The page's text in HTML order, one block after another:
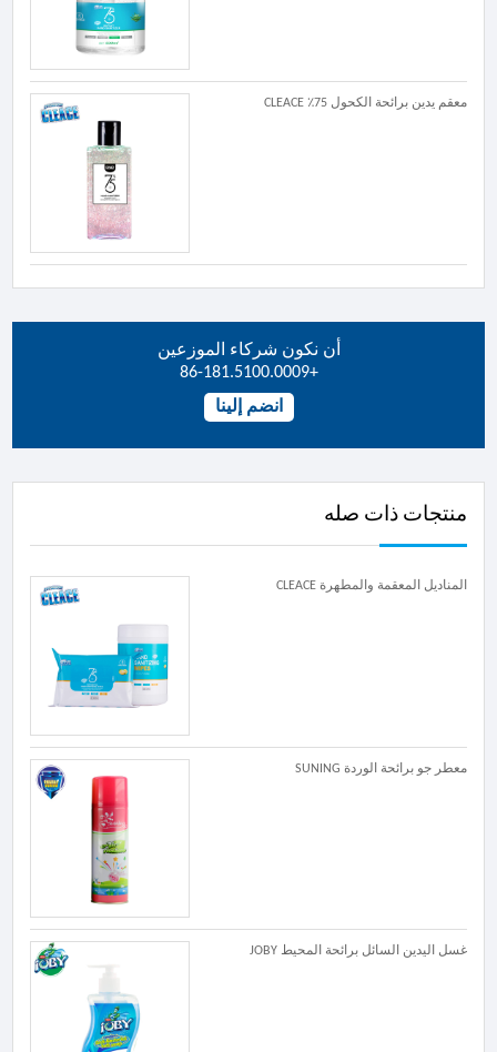
معقم يدين برائحة الكحول 75٪ CLEACE
أن نكون شركاء الموزعين
+86-181.5100.0009
انضم إلينا
منتجات ذات صله
المناديل المعقمة والمطهرة CLEACE
معطر جو برائحة الوردة SUNING
غسل اليدين السائل برائحة المحيط JOBY